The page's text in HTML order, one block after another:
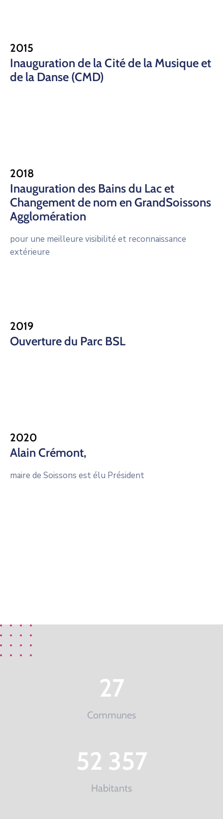
2015
Inauguration de la Cité de la Musique et
de la Danse (CMD)
2018
Inauguration des Bains du Lac et
Changement de nom en GrandSoissons
Agglomération
pour une meilleure visibilité et reconnaissance
extérieure
2019
Ouverture du Parc BSL
2020
Alain Crémont,
maire de Soissons est élu Président
Communes
27
Habitants
52 357